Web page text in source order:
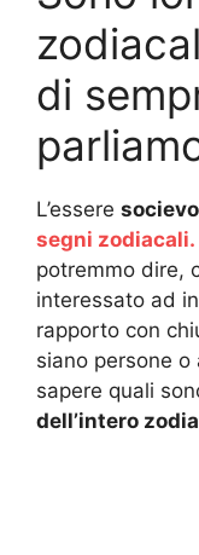
di
L’essere
segni zodiacali.
potremmo dire,
interessato ad
rapporto con
siano persone
sapere quali
dell’intero